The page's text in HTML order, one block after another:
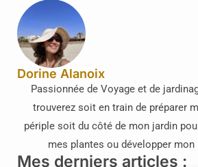
Dorine Alanoix
Passionnée de Voyage et de
trouverez soit en train de préparer
périple soit du côté de mon jardin
mes plantes ou développer mon
Mes derniers articles :